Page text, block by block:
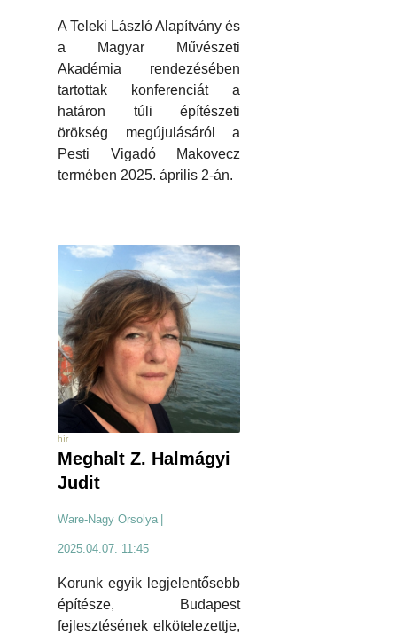
A Teleki László Alapítvány és
a Magyar Művészeti
Akadémia rendezésében
tartottak konferenciát a
határon túli építészeti
örökség megújulásáról a
Pesti Vigadó Makovecz
termében 2025. április 2-án.
hír
Meghalt Z. Halmágyi
Judit
Ware-Nagy Orsolya
2025.04.07. 11:45
Korunk egyik legjelentősebb
építésze, Budapest
fejlesztésének elkötelezettje,